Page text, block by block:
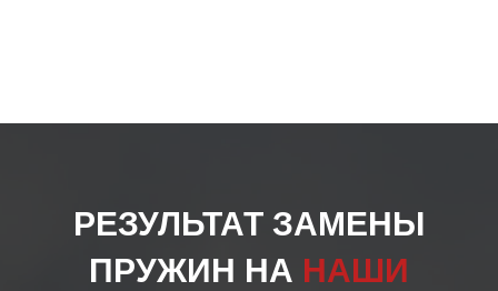
РЕЗУЛЬТАТ ЗАМЕНЫ
ПРУЖИН НА НАШИ